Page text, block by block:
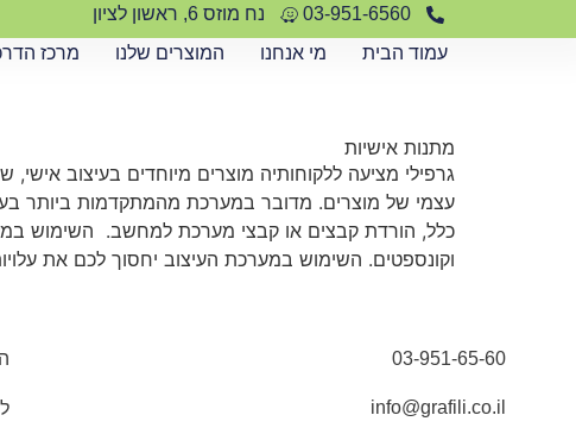
03-951-6560
נח מוזס 6, ראשון לציון
עמוד הבית
מי אנחנו המוצרים שלנו מרכז
מתנות אישיות
גרפילי מציעה ללקוחותיה מוצרים מיוחדים בעיצוב
עצמי של מוצרים. מדובר במערכת מהמתקדמות ביותר
כלל, הורדת קבצים או קבצי מערכת למחשב. השימוש
וקונספטים. השימוש במערכת העיצוב יחסוך לכם את
03-951-65-60
info@grafili.co.il